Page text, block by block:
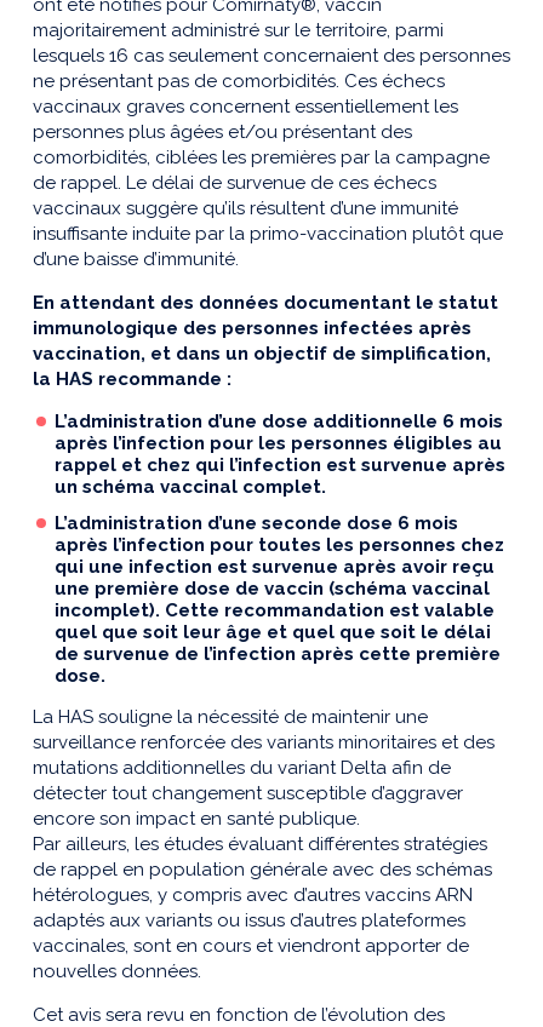
ont été notifiés pour Comirnaty®, vaccin
majoritairement administré sur le territoire, parmi
lesquels 16 cas seulement concernaient des personnes
ne présentant pas de comorbidités. Ces échecs
vaccinaux graves concernent essentiellement les
personnes plus âgées et/ou présentant des
comorbidités, ciblées les premières par la campagne
de rappel. Le délai de survenue de ces échecs
vaccinaux suggère qu’ils résultent d’une immunité
insuffisante induite par la primo-vaccination plutôt que
d’une baisse d’immunité.
En attendant des données documentant le statut
immunologique des personnes infectées après
vaccination, et dans un objectif de simplification,
la HAS recommande :
L’administration d’une dose additionnelle 6 mois
après l’infection pour les personnes éligibles au
rappel et chez qui l’infection est survenue après
un schéma vaccinal complet.
L’administration d’une seconde dose 6 mois
après l’infection pour toutes les personnes chez
qui une infection est survenue après avoir reçu
une première dose de vaccin (schéma vaccinal
incomplet). Cette recommandation est valable
quel que soit leur âge et quel que soit le délai
de survenue de l’infection après cette première
dose.
La HAS souligne la nécessité de maintenir une
surveillance renforcée des variants minoritaires et des
mutations additionnelles du variant Delta afin de
détecter tout changement susceptible d’aggraver
encore son impact en santé publique.
Par ailleurs, les études évaluant différentes stratégies
de rappel en population générale avec des schémas
hétérologues, y compris avec d’autres vaccins ARN
adaptés aux variants ou issus d’autres plateformes
vaccinales, sont en cours et viendront apporter de
nouvelles données.
Cet avis sera revu en fonction de l’évolution des